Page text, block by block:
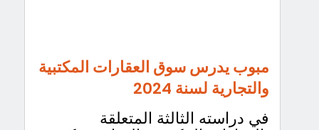
مبوب يدرس سوق العقارات المكتبية
والتجارية لسنة 2024
في دراسته الثالثة المتعلقة